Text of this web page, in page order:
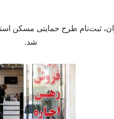
ثبت‌نام طرح حمایتی مسکن
شد.